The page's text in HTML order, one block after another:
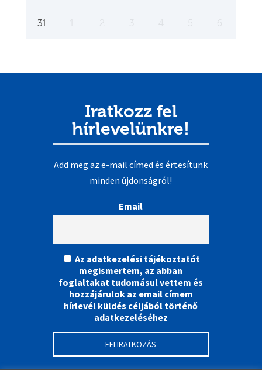
31
Iratkozz fel
hírlevelünkre!
Add meg az e-mail címed és értesítünk
minden újdonságról!
Email
Az adatkezelési tájékoztatót
megismertem, az abban
foglaltakat tudomásul vettem és
hozzájárulok az email címem
hírlevél küldés céljából történő
adatkezeléséhez